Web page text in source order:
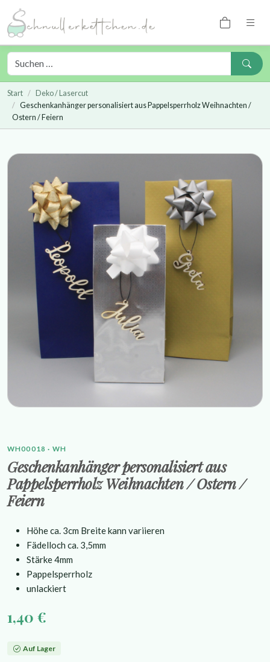
Start
Deko / Lasercut
Geschenkanhänger personalisiert aus Pappelsperrholz Weihnachten /
Ostern / Feiern
WH00018 · WH
Geschenkanhänger personalisiert aus
Pappelsperrholz Weihnachten / Ostern /
Feiern
Höhe ca. 3cm Breite kann variieren
Fädelloch ca. 3,5mm
Stärke 4mm
Pappelsperrholz
unlackiert
1,40 €
Auf Lager